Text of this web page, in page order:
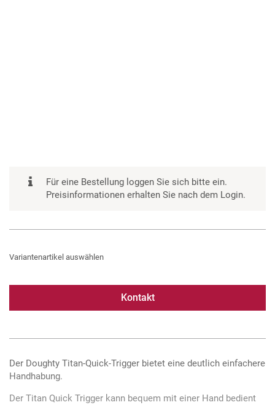
Für eine Bestellung loggen Sie sich bitte ein.
Preisinformationen erhalten Sie nach dem Login.
Variantenartikel auswählen
Kontakt
Der Doughty Titan-Quick-Trigger bietet eine deutlich einfachere
Handhabung.
Der Titan Quick Trigger kann bequem mit einer Hand bedient